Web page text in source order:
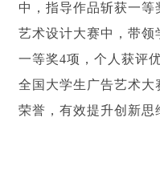
中，指导作品斩获一等
艺术设计大赛中，带领
一等奖4项，个人获评
全国大学生广告艺术大
荣誉，有效提升创新思